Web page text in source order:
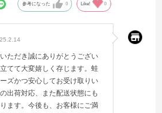
参考になった 0 Like! 0
ただき誠にありがとうござい
てて大変嬉しく存じます。蛙
ズかつ安心してお受け取りい
出荷対応、また配送状態にも
ます。今後も、お客様にご満